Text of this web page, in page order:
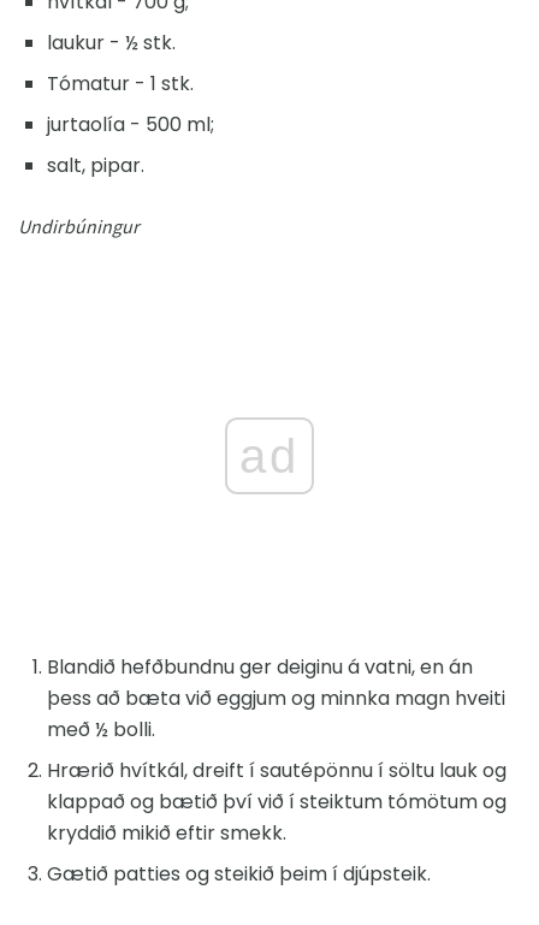
laukur - ½ stk.
Tómatur - 1 stk.
jurtaolía - 500 ml;
salt, pipar.
Undirbúningur
ad
Blandið hefðbundnu ger deiginu á vatni, en án
þess að bæta við eggjum og minnka magn hveiti
með ½ bolli.
Hrærið hvítkál, dreift í sautépönnu í söltu lauk og
klappað og bætið því við í steiktum tómötum og
kryddið mikið eftir smekk.
Gætið patties og steikið þeim í djúpsteik.